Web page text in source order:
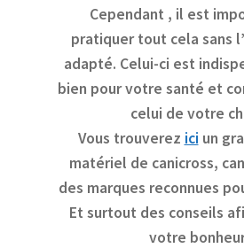
Cependant , il est
pratiquer tout cela sans
adapté. Celui-ci est
bien pour votre santé et
celui de votre
Vous trouverez ici un
matériel de canicross,
des marques reconnues
Et surtout des conseils
votre